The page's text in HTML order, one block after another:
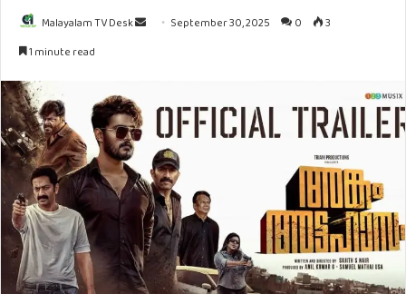
Malayalam TV Desk
Send September 30, 2025 0
3
1 minute read